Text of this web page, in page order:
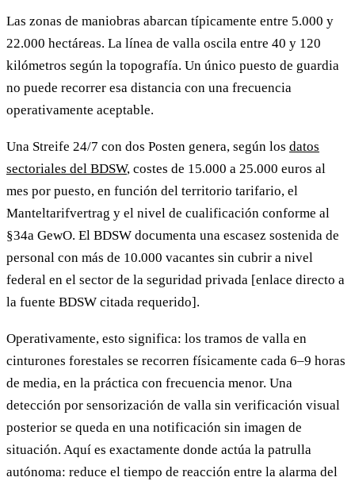
Las zonas de maniobras abarcan típicamente entre 5.000 y
22.000 hectáreas. La línea de valla oscila entre 40 y 120
kilómetros según la topografía. Un único puesto de guardia
no puede recorrer esa distancia con una frecuencia
operativamente aceptable.
Una Streife 24/7 con dos Posten genera, según los datos
sectoriales del BDSW, costes de 15.000 a 25.000 euros al
mes por puesto, en función del territorio tarifario, el
Manteltarifvertrag y el nivel de cualificación conforme al
§34a GewO. El BDSW documenta una escasez sostenida de
personal con más de 10.000 vacantes sin cubrir a nivel
federal en el sector de la seguridad privada [enlace directo a
la fuente BDSW citada requerido].
Operativamente, esto significa: los tramos de valla en
cinturones forestales se recorren físicamente cada 6–9 horas
de media, en la práctica con frecuencia menor. Una
detección por sensorización de valla sin verificación visual
posterior se queda en una notificación sin imagen de
situación. Aquí es exactamente donde actúa la patrulla
autónoma: reduce el tiempo de reacción entre la alarma del